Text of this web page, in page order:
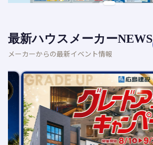
最新ハウスメーカーNEWS
メーカーからの最新イベント情報